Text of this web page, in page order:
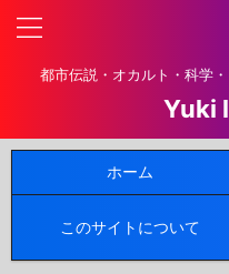
都市伝説・オカルト・科学
Yuki
ホーム
このサイトについて